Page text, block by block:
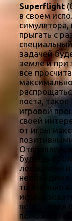
Superflight
в своем
симулятора,
прыгать с
задачей
земле и при
все
поста,
игровой
своей
от игры
будешь
локациями и
необходимо
тщательно
построения
поможет